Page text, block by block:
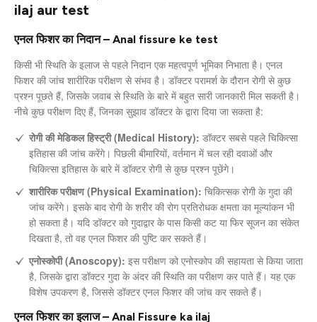
ilaj aur test
एनल फिशर का निदान – Anal fissure ke test
किसी भी स्थिति के इलाज से पहले निदान एक महत्वपूर्ण भूमिका निभाता है। एनल
फिशर की जांच शारीरिक परीक्षण से संभव है। डॉक्टर परामर्श के दौरान रोगी से कुछ
प्रश्न पूछते हैं, जिसके जवाब से स्थिति के बारे में बहुत सारी जानकारी मिल सकती है।
नीचे कुछ परीक्षण दिए हैं, जिनका सुझाव डॉक्टर के द्वारा दिया जा सकता है:
रोगी की मेडिकल हिस्ट्री (Medical History): डॉक्टर सबसे पहले चिकित्सा
इतिहास की जांच करेंगे। पिछली बीमारियों, वर्तमान में चल रही दवाओं और
चिकित्सा इतिहास के बारे में डॉक्टर रोगी से कुछ प्रश्न पूछेंगे।
शारीरिक परीक्षण (Physical Examination): चिकित्सक रोगी के गुदा की
जांच करेंगे। इसके बाद रोगी के शरीर की रोग प्रतिरोधक क्षमता का मूल्यांकन भी
हो सकता है। यदि डॉक्टर को गुदाद्वार के पास किसी कट या फिर सूजन का संकेत
दिखता है, तो वह एनल फिशर की पुष्टि कर सकते हैं।
एनोस्कोपी (Anoscopy): इस परीक्षण को एनोस्कोप की सहायता से किया जाता
है, जिसके द्वारा डॉक्टर गुदा के अंदर की स्थिति का परीक्षण कर पाते हैं। यह एक
विशेष उपकरण है, जिससे डॉक्टर एनल फिशर की जांच कर सकते हैं।
एनल फिशर का इलाज – Anal Fissure ka ilaj